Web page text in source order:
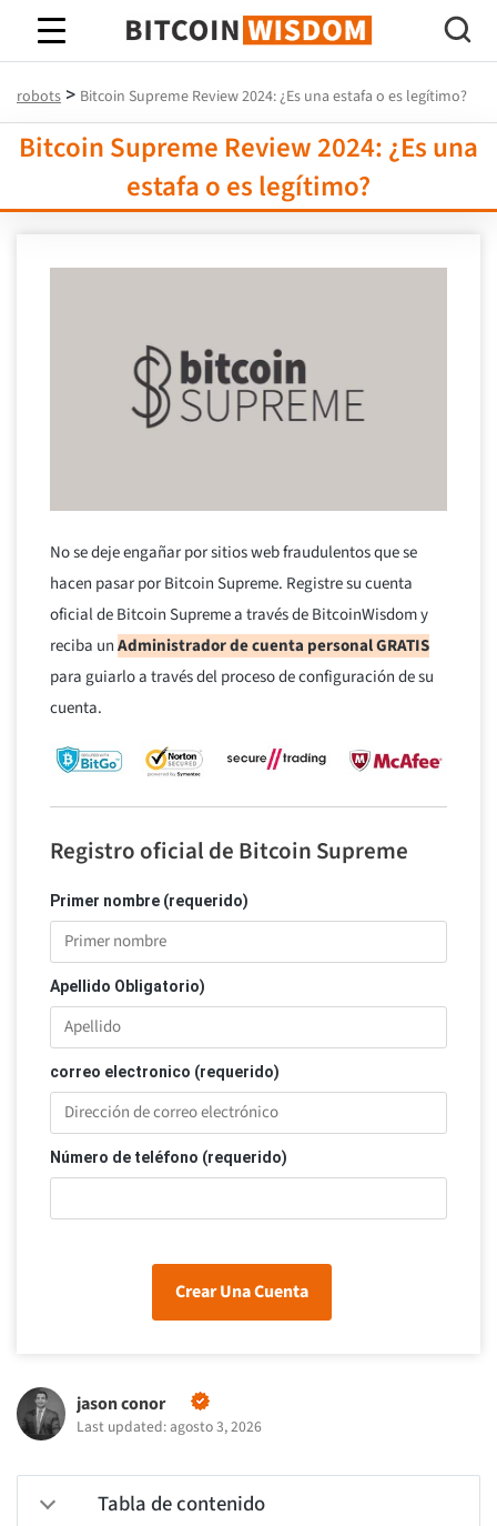
Sabiduría de Bitcoin
robots > Bitcoin Supreme Review 2024: ¿Es una estafa o es legítimo?
Bitcoin Supreme Review 2024: ¿Es una
estafa o es legítimo?
No se deje engañar por sitios web fraudulentos que se
hacen pasar por Bitcoin Supreme. Registre su cuenta
oficial de Bitcoin Supreme a través de BitcoinWisdom y
reciba unAdministrador de cuenta personal GRATIS
para guiarlo a través del proceso de configuración de su
cuenta.
Registro oficial de Bitcoin Supreme
Primer nombre (requerido)
Apellido Obligatorio)
correo electronico (requerido)
Número de teléfono (requerido)
Crear Una Cuenta
jason conor
Last updated: agosto 3, 2026
Tabla de contenido